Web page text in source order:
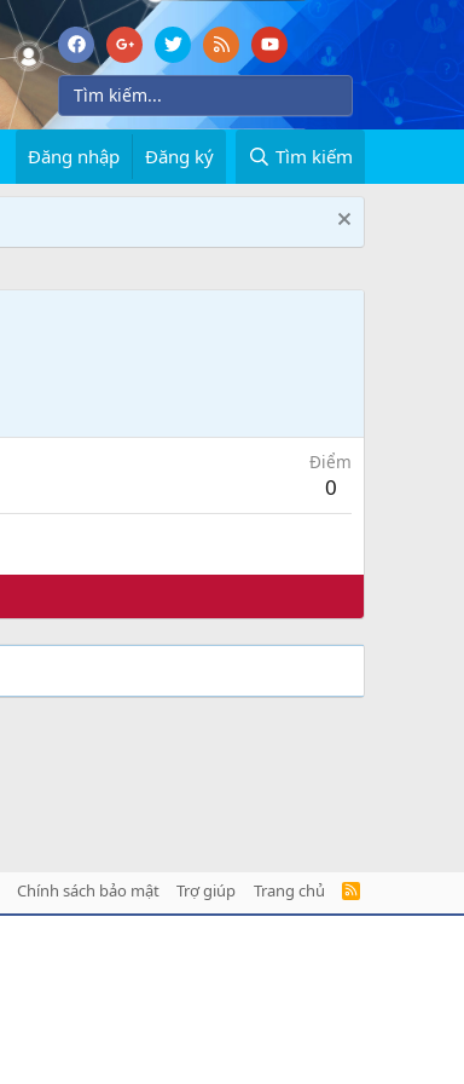
Đăng nhập Đăng ký Tìm kiếm
Điểm
0
Chính sách bảo mật Trợ giúp Trang chủ
R
S